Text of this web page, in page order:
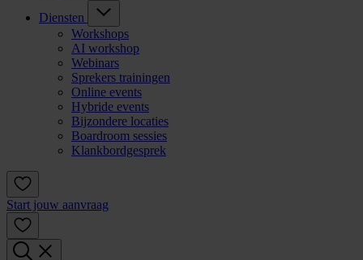
Diensten
Workshops
AI workshop
Webinars
Sprekers trainingen
Online events
Hybride events
Bijzondere locaties
Boardroom sessies
Klankbordgesprek
Start jouw aanvraag